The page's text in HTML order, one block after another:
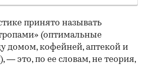
принято называть
(оптимальные
домом, кофейней, аптекой и
— это, по ее словам, не теория,